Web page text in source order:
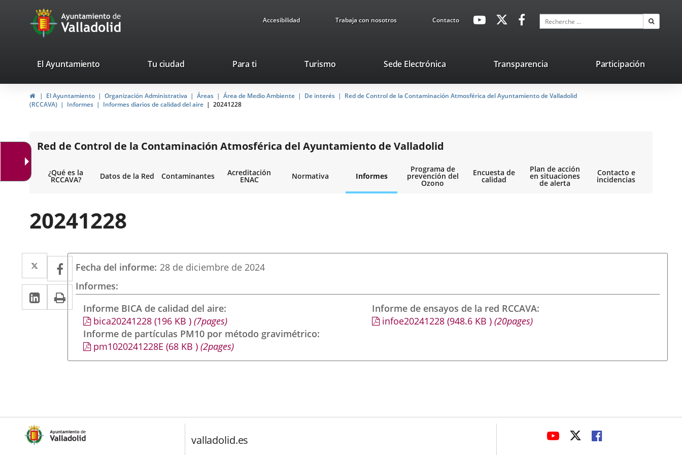
Portal
Web
Ayuntamiento
de
Valladolid
Accesibilidad Trabaja con nosotros ContactoavaHeaderSocial
Enlace
externa.
Enlace
aplicación
externa.
Enlace
aplicación
externa.
Recherche
valladolid.es
El Ayuntamiento Tu ciudad Para ti TurismoEste
se
abrirá
nueva.
Sede ElectrónicaEnlace
una
aplicación
Transparencia Participación
InicioEl Ayuntamiento Organización Administrativa Áreas Área de Medio Ambiente De interés
Red de Control de la Contaminación Atmosférica del Ayuntamiento de Valladolid
(RCCAVA)
Informes Informes diarios de calidad del aire 20241228
Red de Control de la Contaminación Atmosférica del Ayuntamiento de Valladolid
¿Qué es la
RCCAVA? Datos de la Red Contaminantes Acreditación
ENAC Normativa Informes
Programa de
prevención del
Ozono
Encuesta de
calidad
Plan de acción
en situaciones
de alerta
Contacto e
incidencias
20241228
Twitter
Enlace
a
una
aplicación
externa.
Facebook
Enlace
a
una
aplicación
externa.
LinkedIn
Enlace
a
aplicación
externa.
Imprimir
Fecha del informe 28 de diciembre de 2024
Informes
Informe BICA de calidad del aire
bica20241228(196 KB )(7pages)
Informe de partículas PM10 por método gravimétrico
pm1020241228E (68 KB )(2pages)
Informe de ensayos de la red RCCAVA
infoe20241228 (948.6 KB) (20pages)
valladolid.es
ENLACEENLACEENLACE